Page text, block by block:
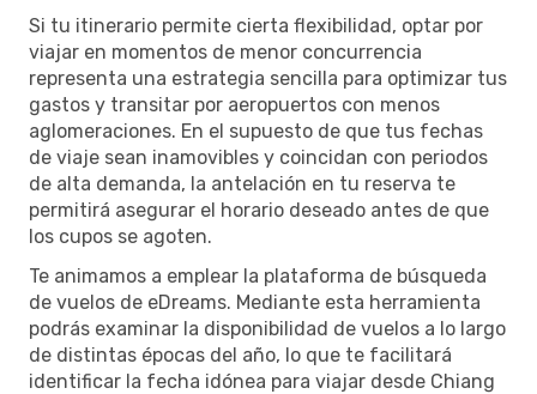
Si tu itinerario permite cierta flexibilidad, optar por
viajar en momentos de menor concurrencia
representa una estrategia sencilla para optimizar tus
gastos y transitar por aeropuertos con menos
aglomeraciones. En el supuesto de que tus fechas
de viaje sean inamovibles y coincidan con periodos
de alta demanda, la antelación en tu reserva te
permitirá asegurar el horario deseado antes de que
los cupos se agoten.
Te animamos a emplear la plataforma de búsqueda
de vuelos de eDreams. Mediante esta herramienta
podrás examinar la disponibilidad de vuelos a lo largo
de distintas épocas del año, lo que te facilitará
identificar la fecha idónea para viajar desde Chiang